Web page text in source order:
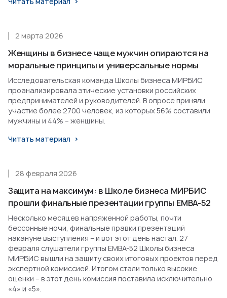
Женщины в бизнесе чаще мужчин опираются на
моральные принципы и универсальные нормы
2 марта 2026
Исследовательская команда Школы бизнеса МИРБИС
проанализировала этические установки российских
предпринимателей и руководителей. В опросе приняли
участие более 2700 человек, из которых 56% составили
мужчины и 44% – женщины.
Читать материал
Защита на максимум: в Школе бизнеса МИРБИС
прошли финальные презентации группы EMBA-52
28 февраля 2026
Несколько месяцев напряженной работы, почти
бессонные ночи, финальные правки презентаций
накануне выступления – и вот этот день настал. 27
февраля слушатели группы EMBA-52 Школы бизнеса
МИРБИС вышли на защиту своих итоговых проектов перед
экспертной комиссией. Итогом стали только высокие
оценки – в этот день комиссия поставила исключительно
«4» и «5».